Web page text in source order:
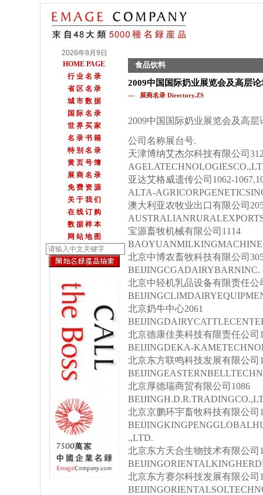
2026年8月9日
HOME PAGE
行 业 名 录
省 区 名 录
城 市 数 据
国 际 名 录
世 界 买 家
名 录 书 籍
特 别 名 录
黄 页 号 簿
展 商 名 录
免 费 资 源
关 于 我 们
在 线 订 购
数 据 样 本
网 站 地 图
食品饮料
2009中国国际奶业展览会及高层
— 展商名录 Directory.ZS
2009中国国际奶业展览会及高
公司名称展台号.
天津博纳艾杰尔科技有限公司
亚达艾格威遗传公司1062-
ALTA-
澳大利亚农牧业出口有限公司
宝源畜牧机械有限公司1114
北京中博农畜牧科技有限公司
BEIJINGCGADAIRYBARNINC.
北京中轻机乳品设备有限责任公
北京奶牛中心2061
北京德康佳美科技有限责任公司
BEIJINGDEKA-
北京东方联鸣科技发展有限公司
北京厚德瑞商贸有限公司1086
北京京鹏环宇畜牧科技有限公司
.,LTD.
北京东方天合生物技术有限公司
北京东方赛尔科技发展有限公司